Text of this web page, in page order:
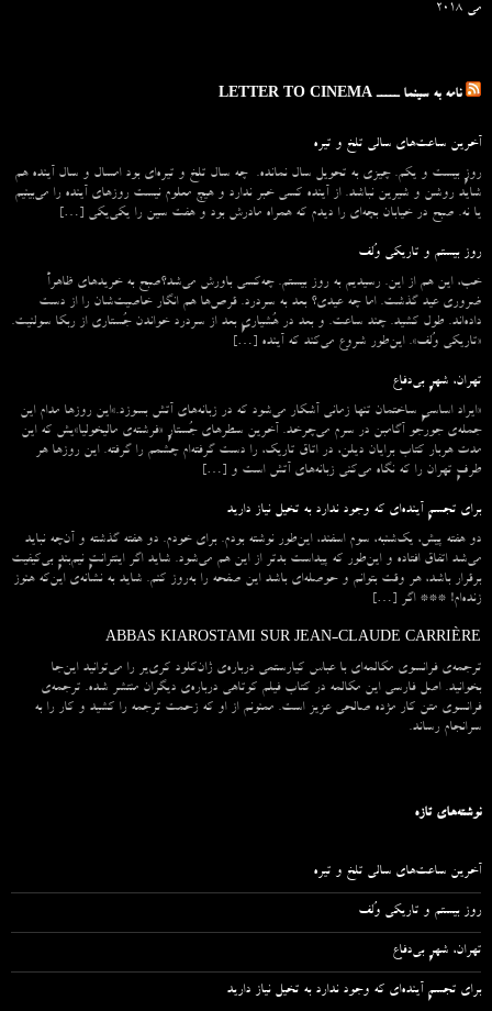
می 2018
نامه به سینما ـــــ LETTER TO CINEMA
آخرین ساعت‌های سالی تلخ و تیره
روزِ بیست و یکم. چیزی به تحویل سال نمانده. چه سال تلخ و تیره‌ای بود امسال و سال آینده هم
شاید روشن و شیرین نباشد. از آینده کسی خبر ندارد و هیچ معلوم نیست روزهای آینده را می‌بینیم
یا نه. صبح در خیابان بچه‌ای را دیدم که همراه مادرش بود و هفت سین را یکی‌یکی […]
روز بیستم و تاریکی وُلف
خب، این هم از این. رسیدیم به روز بیستم. چه‌کسی باورش می‌شد؟صبح به خریدهای ظاهراً
ضروری عید گذشت. اما چه عیدی؟ بعد به سردرد. قرص‌ها هم انگار خاصیت‌شان را از دست
داده‌اند. طول کشید. چند ساعت. و بعد در هُشیاریِ بعد از سردرد خواندن جُستاری از ربکا سولنیت.
«تاریکی وُلف». این‌طور شروع می‌‌کند که آینده […]
تهران، شهرِ بی‌دفاع
«ایراد اساسیِ ساختمان تنها زمانی آشکار می‌شود که در زبانه‌‌های آتش بسوزد.»این روزها مدام این
جمله‌ی جورجو آگامبن در سرم می‌چرخد. آخرین سطرهای جُستارِ «فرشته‌ی مالیخولیا»یش که این
مدت هربار کتاب برایان دیلن، در اتاق تاریک، را دست گرفته‌ام چشمم را گرفته. این روزها هر
طرفِ تهران را که نگاه می‌کنی زبانه‌های آتش است و […]
برای تجسمِ آینده‌ای که وجود ندارد به تخیل نیاز دارید
دو هفته پیش، یک‌شنبه، سوم اسفند، این‌طور نوشته بودم. برای خودم. دو هفته گذشته و آن‌چه نباید
می‌شد اتفاق افتاده و این‌طور که پیداست بدتر از این هم می‌شود. شاید اگر اینترانتِ نیم‌بندِ بی‌کیفیت
برقرار باشد، هر وقت بتوانم و حوصله‌ای باشد این صفحه را به‌روز کنم. شاید به نشانه‌ی این‌که هنوز
زنده‌ام! *** اگر […]
ABBAS KIAROSTAMI SUR JEAN-CLAUDE CARRIÈRE
ترجمه‌ی فرانسوی مکالمه‌ای با عباس کیارستمی درباره‌ی ژان‌کلود کری‌یر را می‌توانید این‌جا
بخوانید. اصل فارسی این مکالمه در کتاب فیلم کوتاهی درباره‌ی دیگران منتشر شده. ترجمه‌ی
فرانسوی متن کار مژده صالحی عزیز است. ممنونم از او که زحمت ترجمه را کشید و کار را به
سرانجام رساند.
نوشته‌های تازه
آخرین ساعت‌های سالی تلخ و تیره
روز بیستم و تاریکی وُلف
تهران، شهرِ بی‌دفاع
برای تجسمِ آینده‌ای که وجود ندارد به تخیل نیاز دارید